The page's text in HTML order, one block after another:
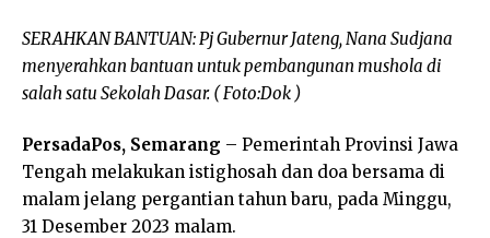
SERAHKAN BANTUAN: Pj Gubernur Jateng, Nana Sudjana
menyerahkan bantuan untuk pembangunan mushola di
salah satu Sekolah Dasar. ( Foto:Dok )
PersadaPos, Semarang – Pemerintah Provinsi Jawa
Tengah melakukan istighosah dan doa bersama di
malam jelang pergantian tahun baru, pada Minggu,
31 Desember 2023 malam.